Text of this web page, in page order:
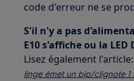
code d'erreur ne se
S'il n'y a pas
E10 s'affiche ou la
Lisez également l'article:
linge émet un bip/clignote 1